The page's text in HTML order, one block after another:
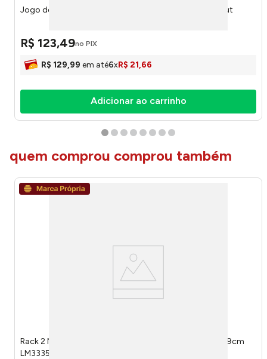
Jogo de Banheiro Porcelana Listras 3 Peças 32012 -Tuut
R$ 123,49no PIX
R$ 129,99 em até6xR$ 21,66
Adicionar ao carrinho
quem comprou comprou também
Rack 2 Níveis com Ganchos e Saboneteira 27,5x12,5x59cm
LM3335BEL - honeyhome